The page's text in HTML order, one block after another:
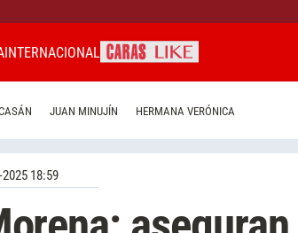
INTERNACIONAL
JUAN MINUJÍN HERMANA VERÓNICA
2025 18:59